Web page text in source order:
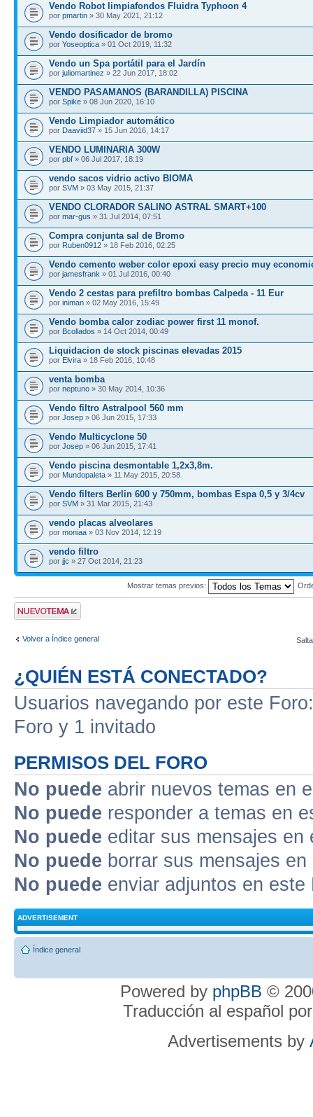
Vendo Robot limpiafondos Fluidra Typhoon 4
por pmartin » 30 May 2021, 21:12
Vendo dosificador de bromo
por Yoseoptica » 01 Oct 2019, 11:32
Vendo un Spa portátil para el Jardín
por juliomartinez » 22 Jun 2017, 18:02
VENDO PASAMANOS (BARANDILLA) PISCINA
por Spike » 08 Jun 2020, 16:10
Vendo Limpiador automático
por Daaviid37 » 15 Jun 2016, 14:17
VENDO LUMINARIA 300W
por pbf » 06 Jul 2017, 18:19
vendo sacos vidrio activo BIOMA
por SVM » 03 May 2015, 21:37
VENDO CLORADOR SALINO ASTRAL SMART+100
por mar-gus » 31 Jul 2014, 07:51
Compra conjunta sal de Bromo
por Ruben0912 » 18 Feb 2016, 02:25
Vendo cemento weber color epoxi easy precio muy
por jamesfrank » 01 Jul 2016, 00:40
Vendo 2 cestas para prefiltro bombas Calpeda - 11 Eur
por iniman » 02 May 2016, 15:49
Vendo bomba calor zodiac power first 11 monof.
por Bcollados » 14 Oct 2014, 00:49
Liquidacion de stock piscinas elevadas 2015
por Elvira » 18 Feb 2016, 10:48
venta bomba
por neptuno » 30 May 2014, 10:36
Vendo filtro Astralpool 560 mm
por Josep » 06 Jun 2015, 17:33
Vendo Multicyclone 50
por Josep » 06 Jun 2015, 17:41
Vendo piscina desmontable 1,2x3,8m.
por Mundopaleta » 11 May 2015, 20:58
Vendo filters Berlin 600 y 750mm, bombas Espa 0,5 y 3/4cv
por SVM » 31 Mar 2015, 21:43
vendo placas alveolares
por moniaa » 03 Nov 2014, 12:19
vendo filtro
por jjc » 27 Oct 2014, 21:23
Mostrar temas previos:
Publicar un nuevo
tema
Volver a Índice general
¿QUIÉN ESTÁ CONECTADO?
Usuarios navegando por este
Foro y 1 invitado
PERMISOS DEL FORO
No puede abrir nuevos temas en
No puede responder a temas en
No puede editar sus mensajes en
No puede borrar sus mensajes
No puede enviar adjuntos en este
ADVERTISEMENT
Índice general
Powered by phpBB ©
Traducción al español
Advertisements by